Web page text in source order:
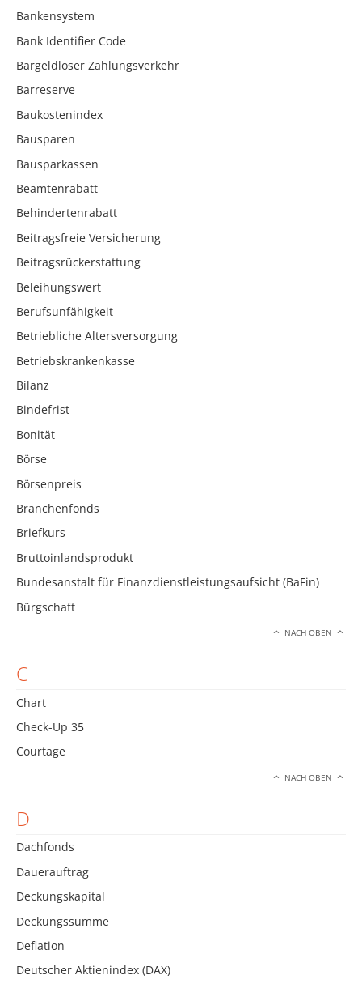
Bankensystem
Bank Identifier Code
Bargeldloser Zahlungsverkehr
Barreserve
Baukostenindex
Bausparen
Bausparkassen
Beamtenrabatt
Behindertenrabatt
Beitragsfreie Versicherung
Beitragsrückerstattung
Beleihungswert
Berufsunfähigkeit
Betriebliche Altersversorgung
Betriebskrankenkasse
Bilanz
Bindefrist
Bonität
Börse
Börsenpreis
Branchenfonds
Briefkurs
Bruttoinlandsprodukt
Bundesanstalt für Finanzdienstleistungsaufsicht (BaFin)
Bürgschaft
NACH OBEN
C
Chart
Check-Up 35
Courtage
NACH OBEN
D
Dachfonds
Dauerauftrag
Deckungskapital
Deckungssumme
Deflation
Deutscher Aktienindex (DAX)